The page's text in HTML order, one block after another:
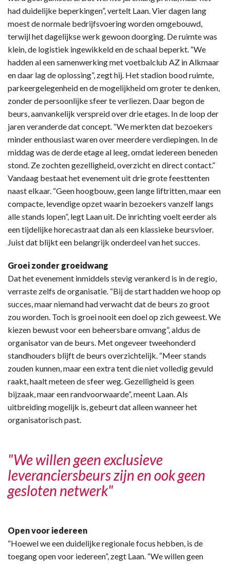
had duidelijke beperkingen”, vertelt Laan. Vier dagen lang
moest de normale bedrijfsvoering worden omgebouwd,
terwijl het dagelijkse werk gewoon doorging. De ruimte was
klein, de logistiek ingewikkeld en de schaal beperkt. “We
hadden al een samenwerking met voetbalclub AZ in Alkmaar
en daar lag de oplossing”, zegt hij. Het stadion bood ruimte,
parkeergelegenheid en de mogelijkheid om groter te denken,
zonder de persoonlijke sfeer te verliezen. Daar begon de
beurs, aanvankelijk verspreid over drie etages. In de loop der
jaren veranderde dat concept. “We merkten dat bezoekers
minder enthousiast waren over meerdere verdiepingen. In de
middag was de derde etage al leeg, omdat iedereen beneden
stond. Ze zochten gezelligheid, overzicht en direct contact.”
Vandaag bestaat het evenement uit drie grote feesttenten
naast elkaar. “Geen hoogbouw, geen lange liftritten, maar een
compacte, levendige opzet waarin bezoekers vanzelf langs
alle stands lopen”, legt Laan uit. De inrichting voelt eerder als
een tijdelijke horecastraat dan als een klassieke beursvloer.
Juist dat blijkt een belangrijk onderdeel van het succes.
Groei zonder groeidwang
Dat het evenement inmiddels stevig verankerd is in de regio,
verraste zelfs de organisatie. “Bij de start hadden we hoop op
succes, maar niemand had verwacht dat de beurs zo groot
zou worden. Toch is groei nooit een doel op zich geweest. We
kiezen bewust voor een beheersbare omvang”, aldus de
organisator van de beurs. Met ongeveer tweehonderd
standhouders blijft de beurs overzichtelijk. “Meer stands
zouden kunnen, maar een extra tent die niet volledig gevuld
raakt, haalt meteen de sfeer weg. Gezelligheid is geen
bijzaak, maar een randvoorwaarde”, meent Laan. Als
uitbreiding mogelijk is, gebeurt dat alleen wanneer het
organisatorisch past.
"We willen geen exclusieve
leveranciersbeurs zijn en ook geen
gesloten netwerk"
Open voor iedereen
“Hoewel we een duidelijke regionale focus hebben, is de
toegang open voor iedereen”, zegt Laan. “We willen geen